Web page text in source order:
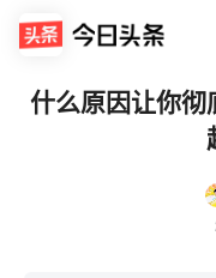
什么原因让你彻